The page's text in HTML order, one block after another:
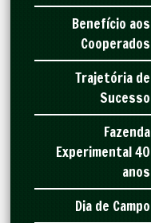
Benefício aos
Cooperados
Trajetória de
Sucesso
Fazenda
Experimental 40
anos
Dia de Campo